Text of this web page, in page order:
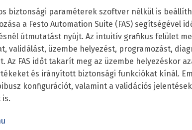
biztonsági paraméterek szoftver nélkül is
a Festo Automation Suite (FAS) segítségével
útmutatást nyújt. Az intuitív grafikus felület
validálást, üzembe helyezést, programozást,
Az FAS időt takarít meg az üzembe helyezéskor
és irányított biztonsági funkciókat kínál.
konfigurációt, valamint a validációs
is.